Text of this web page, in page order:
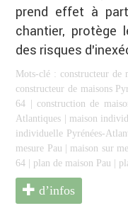
prend effet à
chantier, protège
des risques
Mots-clé : constructeur de
constructeur de maisons
64
construction de
Atlantiques
maison
individuelle Pyrénées-
mesure Pau
maison sur
64
plan de maison Pau
d’infos